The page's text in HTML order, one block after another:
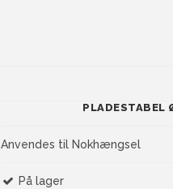
PLADESTABEL
Anvendes til Nokhængsel
På lager